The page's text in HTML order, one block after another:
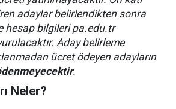
adaylar belirlendikten sonra
hesap bilgileri pa.edu.tr
Aday belirleme
ücret ödeyen adayların
.
Neler?